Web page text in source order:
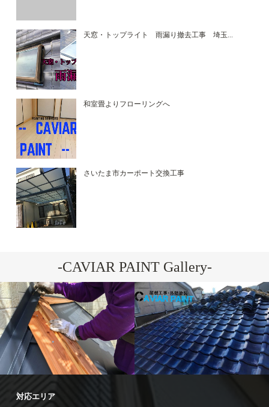
天窓・トップライト 雨漏り撤去工事 埼玉...
和室畳よりフローリングへ
さいたま市カーポート交換工事
-CAVIAR PAINT Gallery-
-施工例-- 屋
-施工例--
外
壁塗装